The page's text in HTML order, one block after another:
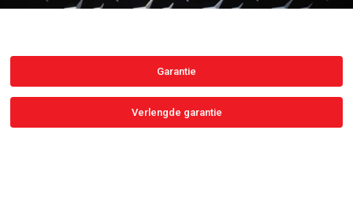
Garantie
Verlengde garantie